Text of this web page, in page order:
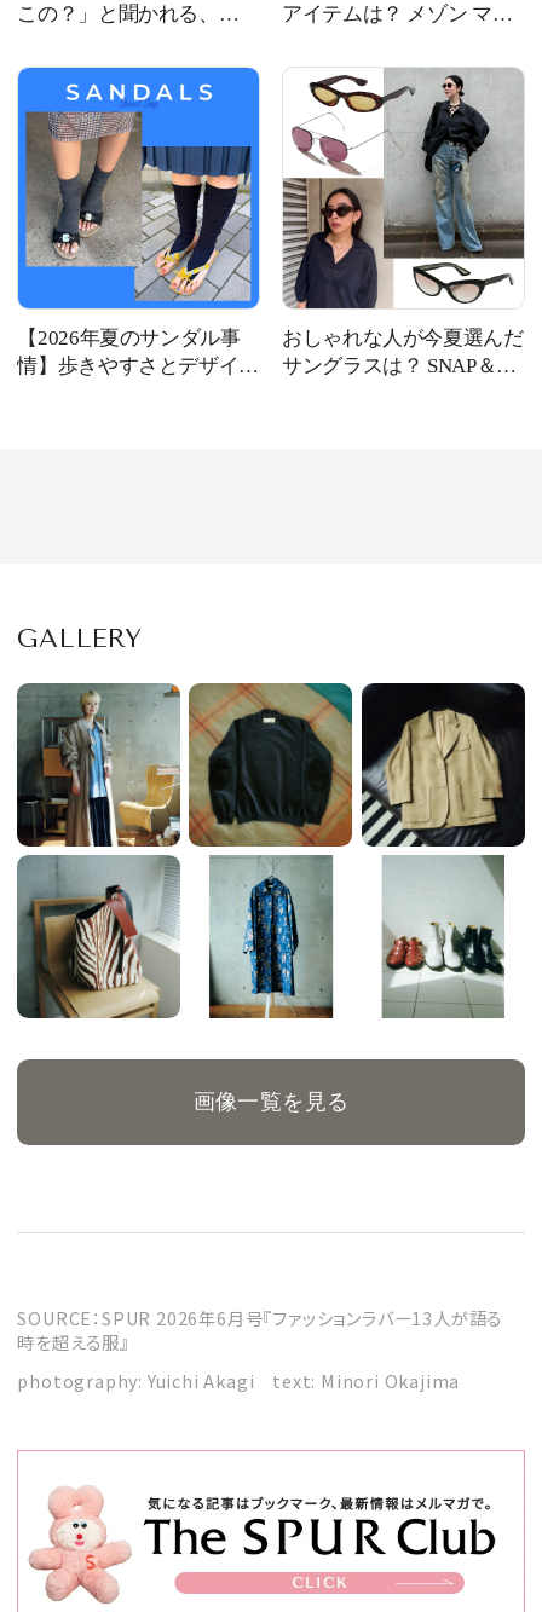
この？」と聞かれる、
す
アイテムは？ メゾン マル
タほか新作4選
【2026年夏のサンダル事
情】歩きやすさとデザイン
おしゃれな人が今夏選んだ
サングラスは？ SNAP＆最
GALLERY
画像一覧を見る
SOURCE：SPUR 2026年6月号『ファッションラバー13人が語る
時を超える服』
photography: Yuichi Akagi text: Minori Okajima